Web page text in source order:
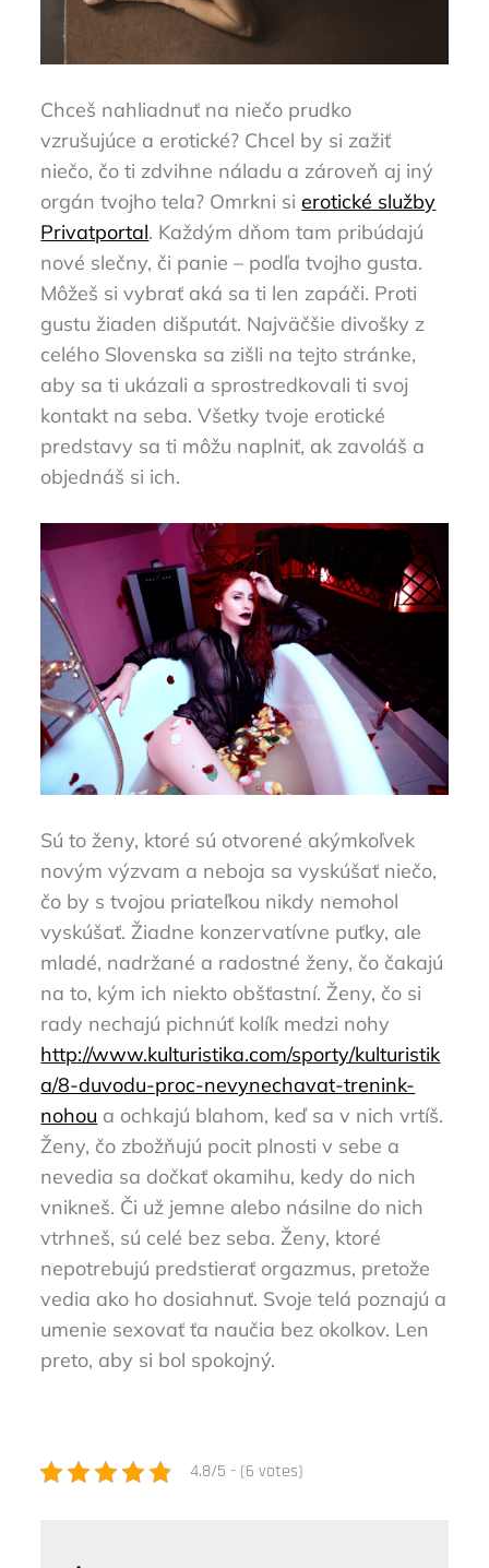
Chceš nahliadnuť na niečo prudko
vzrušujúce a erotické? Chcel by si zažiť
niečo, čo ti zdvihne náladu a zároveň aj iný
orgán tvojho tela? Omrkni sierotické služby
Privatportal. Každým dňom tam pribúdajú
nové slečny, či panie – podľa tvojho gusta.
Môžeš si vybrať aká sa ti len zapáči. Proti
gustu žiaden dišputát. Najväčšie divošky z
celého Slovenska sa zišli na tejto stránke,
aby sa ti ukázali a sprostredkovali ti svoj
kontakt na seba. Všetky tvoje erotické
predstavy sa ti môžu naplniť, ak zavoláš a
objednáš si ich.
Sú to ženy, ktoré sú otvorené akýmkoľvek
novým výzvam a neboja sa vyskúšať niečo,
čo by s tvojou priateľkou nikdy nemohol
vyskúšať. Žiadne konzervatívne puťky, ale
mladé, nadržané a radostné ženy, čo čakajú
na to, kým ich niekto obšťastní. Ženy, čo si
rady nechajú pichnúť kolík medzi nohy
http://www.kulturistika.com/sporty/kulturistik
a/8-duvodu-proc-nevynechavat-trenink-
nohou a ochkajú blahom, keď sa v nich vrtíš.
Ženy, čo zbožňujú pocit plnosti v sebe a
nevedia sa dočkať okamihu, kedy do nich
vnikneš. Či už jemne alebo násilne do nich
vtrhneš, sú celé bez seba. Ženy, ktoré
nepotrebujú predstierať orgazmus, pretože
vedia ako ho dosiahnuť. Svoje telá poznajú a
umenie sexovať ťa naučia bez okolkov. Len
preto, aby si bol spokojný.
4.8/5 - (6 votes)